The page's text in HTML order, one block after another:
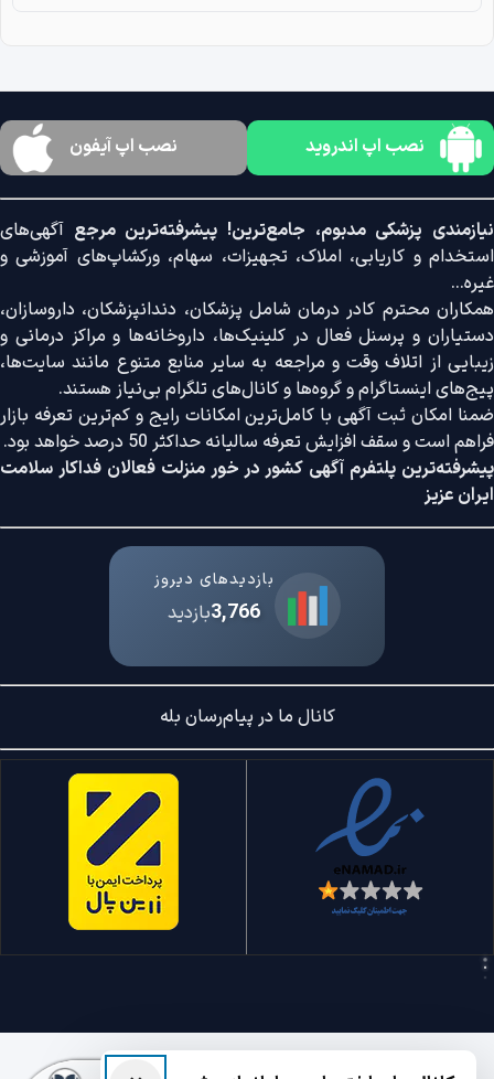
نصب اپ اندروید نصب اپ آیفون
نیازمندی پزشکی مدبوم، جامع‌ترین! پیشرفته‌ترین مرجع آگهی‌های
استخدام و کاریابی، املاک، تجهیزات، سهام، ورکشاپ‌های آموزشی و
غیره...
همکاران محترم کادر درمان شامل پزشکان، دندانپزشکان، داروسازان،
دستیاران و پرسنل فعال در کلینیک‌ها، داروخانه‌ها و مراکز درمانی و
زیبایی از اتلاف وقت و مراجعه به سایر منابع متنوع مانند سایت‌ها،
پیج‌های اینستاگرام و گروه‌ها و کانال‌های تلگرام بی‌نیاز هستند.
ضمنا امکان ثبت آگهی با کامل‌ترین امکانات رایج و کم‌ترین تعرفه بازار
فراهم است و سقف افزایش تعرفه سالیانه حداکثر 50 درصد خواهد بود.
پیشرفته‌ترین پلتفرم آگهی کشور در خور منزلت فعالان فداکار سلامت
ایران عزیز
بازدیدهای دیروز
3,766بازدید
کانال ما در پیام‌رسان بله